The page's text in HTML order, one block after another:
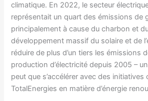
climatique. En 2022, le secteur
représentait un quart des émissions de
principalement à cause du charbon et
développement massif du solaire et de
réduire de plus d’un tiers les émissions
production d’électricité depuis 2005 –
peut que s’accélérer avec des initiatives
TotalEnergies en matière d’énergie